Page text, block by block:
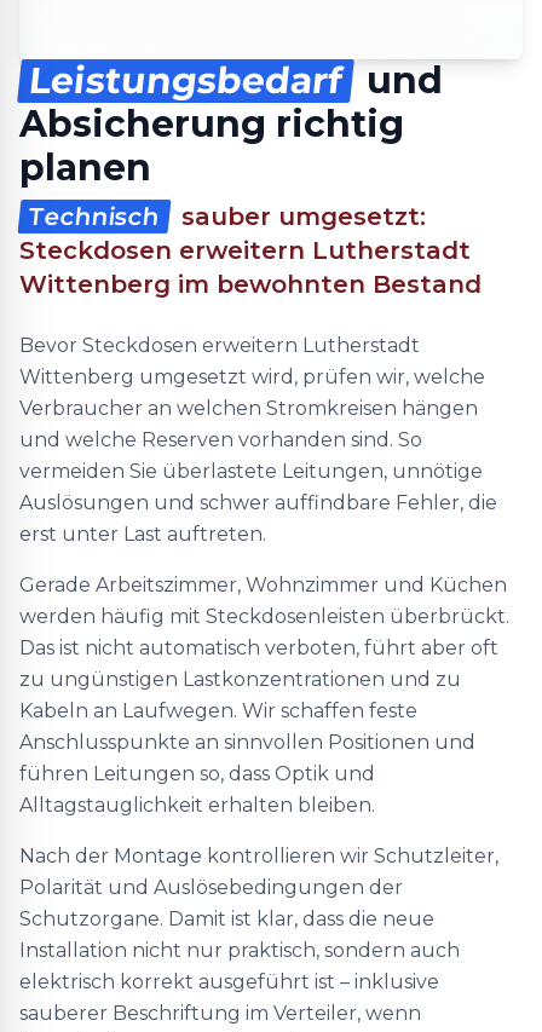
Leistungsbedarf und
Absicherung richtig
planen
Technisch
sauber umgesetzt:
Steckdosen erweitern Lutherstadt
Wittenberg im bewohnten Bestand
Bevor Steckdosen erweitern Lutherstadt
Wittenberg umgesetzt wird, prüfen wir, welche
Verbraucher an welchen Stromkreisen hängen
und welche Reserven vorhanden sind. So
vermeiden Sie überlastete Leitungen, unnötige
Auslösungen und schwer auffindbare Fehler, die
erst unter Last auftreten.
Gerade Arbeitszimmer, Wohnzimmer und Küchen
werden häufig mit Steckdosenleisten überbrückt.
Das ist nicht automatisch verboten, führt aber oft
zu ungünstigen Lastkonzentrationen und zu
Kabeln an Laufwegen. Wir schaffen feste
Anschlusspunkte an sinnvollen Positionen und
führen Leitungen so, dass Optik und
Alltagstauglichkeit erhalten bleiben.
Nach der Montage kontrollieren wir Schutzleiter,
Polarität und Auslösebedingungen der
Schutzorgane. Damit ist klar, dass die neue
Installation nicht nur praktisch, sondern auch
elektrisch korrekt ausgeführt ist – inklusive
sauberer Beschriftung im Verteiler, wenn